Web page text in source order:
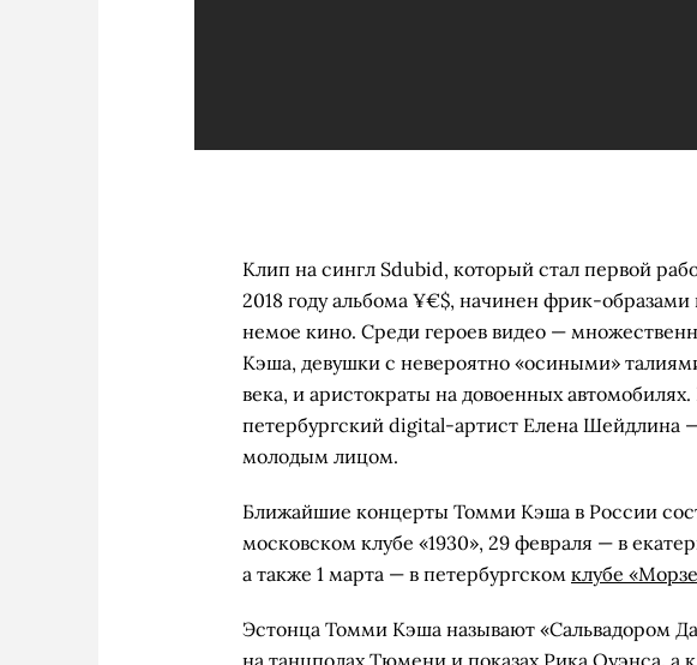
Клип на сингл Sdubid, который стал первой
2018 году альбома ¥€$, начинен фрик-
немое кино. Среди героев видео —
Кэша, девушки с невероятно «осиными»
века, и аристократы на довоенных
петербургский digital-артист Елена
молодым лицом.
Ближайшие концерты Томми Кэша в России
московском клубе «1930», 29 февраля — в
а также 1 марта — в петербургском клубе
Эстонца Томми Кэша называют «Сальвадором
на танцполах Тюмени и показах Рика Оуэнса,